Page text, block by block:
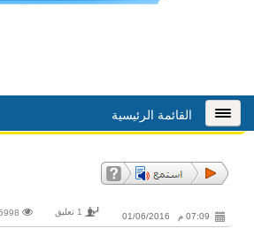
القائمة الرئيسية
07:09 م 01/06/2016 1 تعليق